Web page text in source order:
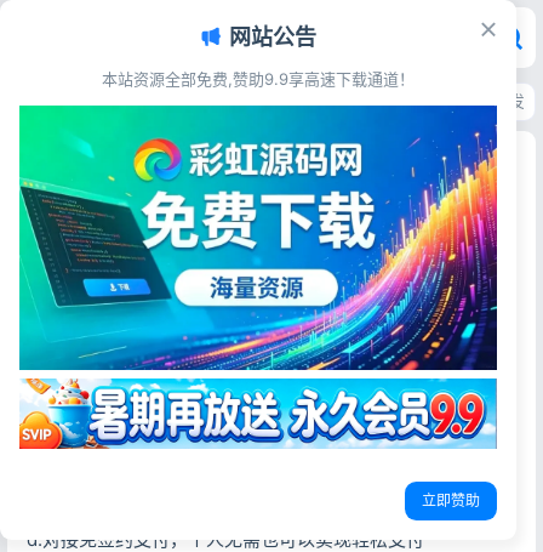
首页>源码资源>发卡系统>PHP自动发卡系统源码 支持对接微信公众号发
PHP自动发卡系统源码 支持对接微信公众号发卡平
台
彩虹源码网
2026-05-31更新于2026-06-26 26阅读
源码简介
1.功能亮点
a.对接微信公众号（个人订阅号也可以），实现快速购买，快
速查询卡密，更加方便快捷
b.不仅支持卡密类商品，还支持固定卡密类和代充类商品
d.对接免签约支付，个人无需也可以实现轻松支付
网站公告
本站资源全部免费,赞助9.9享高速下载通道！
立即赞助